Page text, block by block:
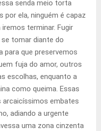
senda meio torta
por ela, ninguém é capaz
terminar. Fugir
tomar diante do
para que preservemos
fuja do amor, outros
escolhas, enquanto a
como queima. Essas
embates
adiando a urgente
uma zona cinzenta